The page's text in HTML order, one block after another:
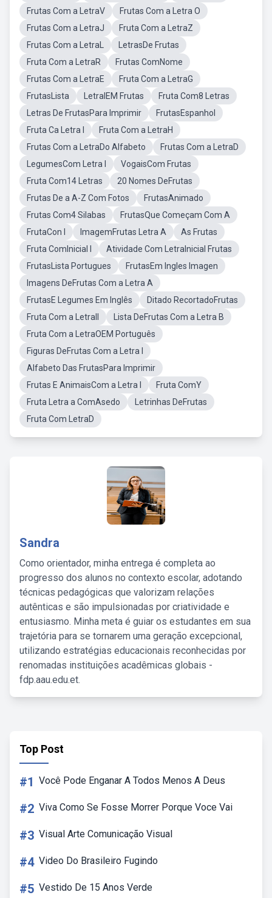
Frutas Com a LetraV
Frutas Com a Letra O
Frutas Com a LetraJ
Fruta Com a LetraZ
Frutas Com a LetraL
LetrasDe Frutas
Fruta Com a LetraR
Frutas ComNome
Frutas Com a LetraE
Fruta Com a LetraG
FrutasLista
LetraIEM Frutas
Fruta Com8 Letras
Letras De FrutasPara Imprimir
FrutasEspanhol
Fruta Ca Letra I
Fruta Com a LetraH
Frutas Com a LetraDo Alfabeto
Frutas Com a LetraD
LegumesCom Letra I
VogaisCom Frutas
Fruta Com14 Letras
20 Nomes DeFrutas
Frutas De a A-Z Com Fotos
FrutasAnimado
Frutas Com4 Silabas
FrutasQue Começam Com A
FrutaCon I
ImagemFrutas Letra A
As Frutas
Fruta ComInicial I
Atividade Com LetraInicial Frutas
FrutasLista Portugues
FrutasEm Ingles Imagen
Imagens DeFrutas Com a Letra A
FrutasE Legumes Em Inglês
Ditado RecortadoFrutas
Fruta Com a LetraII
Lista DeFrutas Com a Letra B
Fruta Com a LetraOEM Português
Figuras DeFrutas Com a Letra I
Alfabeto Das FrutasPara Imprimir
Frutas E AnimaisCom a Letra I
Fruta ComY
Fruta Letra a ComAsedo
Letrinhas DeFrutas
Fruta Com LetraD
Sandra
Como orientador, minha entrega é completa ao
progresso dos alunos no contexto escolar, adotando
técnicas pedagógicas que valorizam relações
autênticas e são impulsionadas por criatividade e
entusiasmo. Minha meta é guiar os estudantes em sua
trajetória para se tornarem uma geração excepcional,
utilizando estratégias educacionais reconhecidas por
renomadas instituições acadêmicas globais -
fdp.aau.edu.et.
Top Post
#1 Você Pode Enganar A Todos Menos A Deus
#2 Viva Como Se Fosse Morrer Porque Voce Vai
#3 Visual Arte Comunicação Visual
#4 Video Do Brasileiro Fugindo
#5 Vestido De 15 Anos Verde